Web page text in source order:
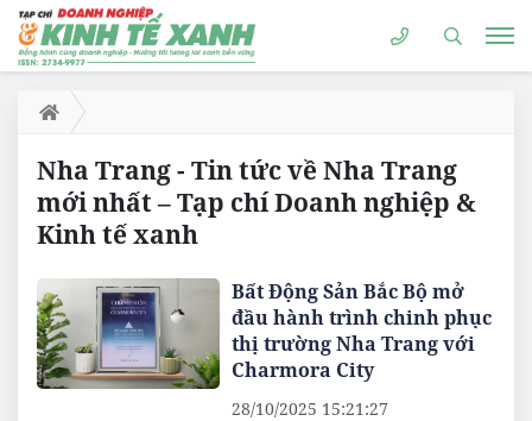
Nha Trang - Tin tức về Nha Trang
mới nhất – Tạp chí Doanh nghiệp &
Kinh tế xanh
Bất Động Sản Bắc Bộ mở
đầu hành trình chinh phục
thị trường Nha Trang với
Charmora City
28/10/2025 15:21:27